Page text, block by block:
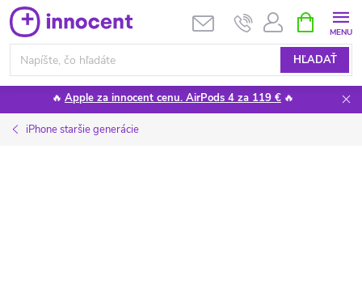
Prejsť
na
obsah
HĽADAŤ
KOŠÍK
🔥 Apple za innocent cenu. AirPods 4 za 119 € 🔥
iPhone staršie generácie